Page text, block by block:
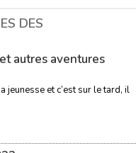
DES
autres aventures
jeunesse et c’est sur le tard, il